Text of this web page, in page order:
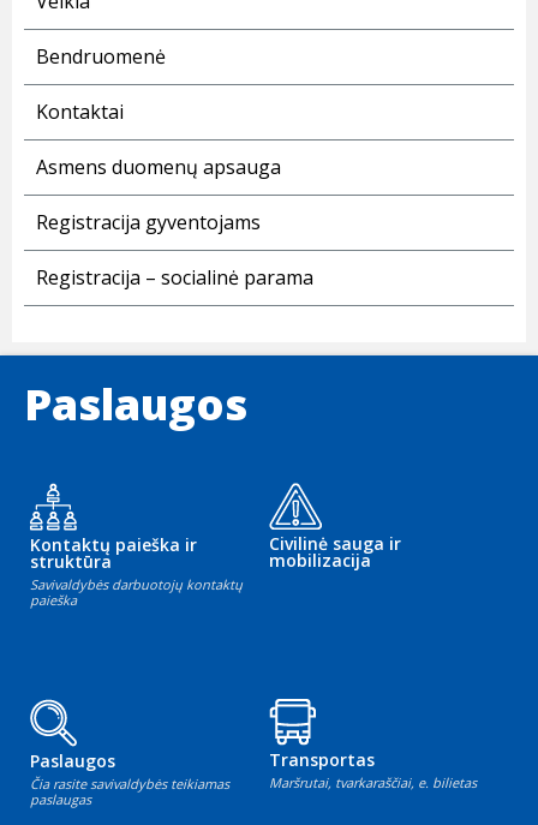
Bendruomenė
Kontaktai
Asmens duomenų apsauga
Registracija gyventojams
Registracija – socialinė parama
Paslaugos
Kontaktų paieška ir
struktūra
Savivaldybės darbuotojų kontaktų
paieška
Civilinė sauga ir
mobilizacija
Paslaugos
Čia rasite savivaldybės teikiamas
paslaugas
Transportas
Maršrutai, tvarkaraščiai, e. bilietas